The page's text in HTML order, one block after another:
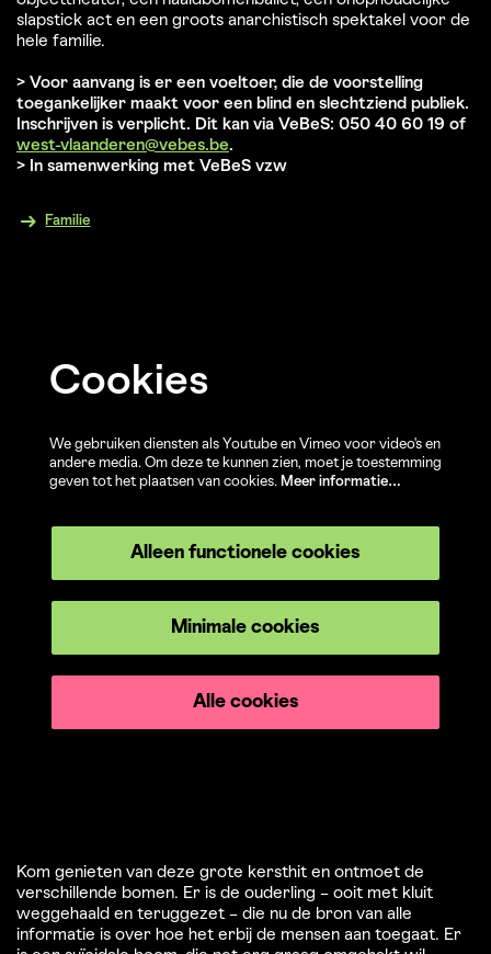
slapstick act en een groots anarchistisch spektakel voor de
hele familie.
> Voor aanvang is er een voeltoer, die de voorstelling
toegankelijker maakt voor een blind en slechtziend publiek.
Inschrijven is verplicht. Dit kan via VeBeS: 050 40 60 19 of
west-vlaanderen@vebes.be.
> In samenwerking met VeBeS vzw
Familie
Cookies
We gebruiken diensten als Youtube en Vimeo voor video's en
andere media. Om deze te kunnen zien, moet je toestemming
geven tot het plaatsen van cookies. Meer informatie…
Alleen functionele cookies
Minimale cookies
Alle cookies
Kom genieten van deze grote kersthit en ontmoet de
verschillende bomen. Er is de ouderling – ooit met kluit
weggehaald en teruggezet – die nu de bron van alle
informatie is over hoe het erbij de mensen aan toegaat. Er